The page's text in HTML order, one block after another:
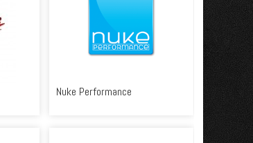
Nuke Performance